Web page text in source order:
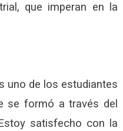
que imperan en la
uno de los estudiantes
se formó a través del
satisfecho con la